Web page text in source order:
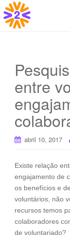
entre
abril 10, 2017
Existe relação
engajamento de
os benefícios e
voluntários, não
recursos temos
colaboradores
de voluntariado?